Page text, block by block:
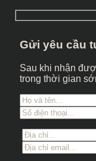
Gửi yêu cầu
Sau khi nhận
trong thời gian